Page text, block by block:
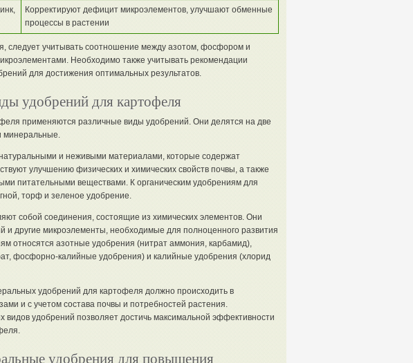
Корректируют дефицит микроэлементов, улучшают обменные
процессы в растении
следует учитывать соотношение между азотом, фосфором и
Необходимо также учитывать рекомендации
для достижения оптимальных результатов.
удобрений для картофеля
применяются различные виды удобрений. Они делятся на две
минеральные.
и неживыми материалами, которые содержат
улучшению физических и химических свойств почвы, а также
питательными веществами. К органическим удобрениям для
торф и зеленое удобрение.
собой соединения, состоящие из химических элементов. Они
и другие микроэлементы, необходимые для полноценного развития
относятся азотные удобрения (нитрат аммония, карбамид),
фосфорно-калийные удобрения) и калийные удобрения (хлорид
удобрений для картофеля должно происходить в
и с учетом состава почвы и потребностей растения.
видов удобрений позволяет достичь максимальной эффективности
удобрения для повышения